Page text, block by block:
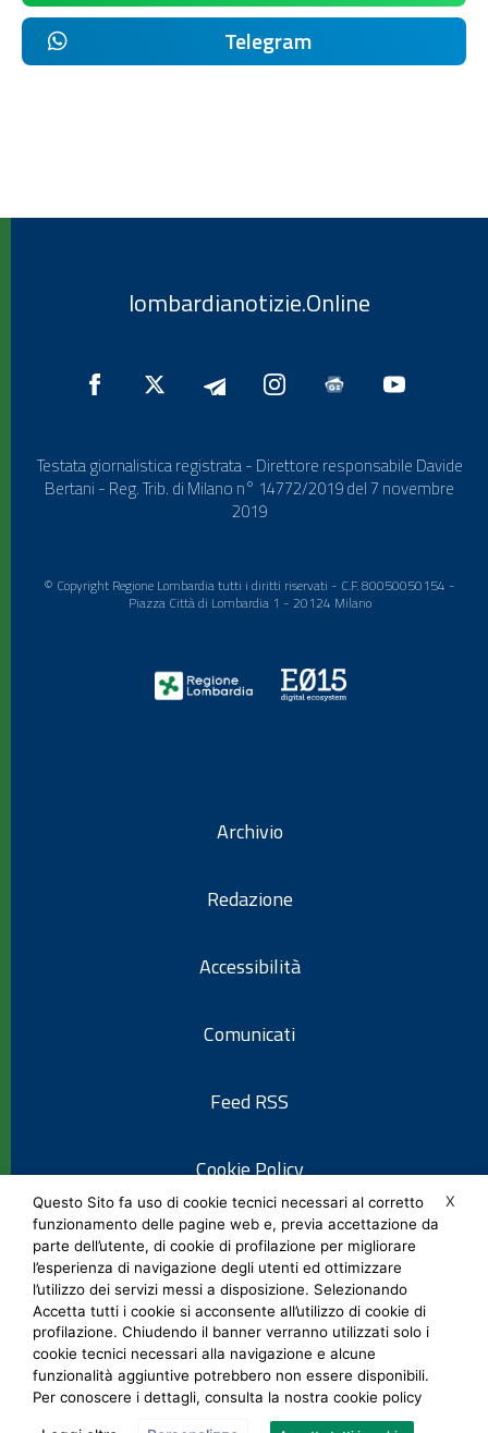
Telegram
lombardianotizie.Online
Testata giornalistica registrata - Direttore responsabile Davide
Bertani - Reg. Trib. di Milano n° 14772/2019 del 7 novembre
2019
© Copyright Regione Lombardia tutti i diritti riservati - C.F. 80050050154 -
Piazza Città di Lombardia 1 - 20124 Milano
Archivio
Redazione
Accessibilità
Comunicati
Feed RSS
Cookie Policy
Informativa privacy
Note legali
Social Media Policy
X
Questo Sito fa uso di cookie tecnici necessari al corretto
funzionamento delle pagine web e, previa accettazione da
parte dell’utente, di cookie di profilazione per migliorare
l’esperienza di navigazione degli utenti ed ottimizzare
l’utilizzo dei servizi messi a disposizione. Selezionando
Accetta tutti i cookie si acconsente all’utilizzo di cookie di
profilazione. Chiudendo il banner verranno utilizzati solo i
cookie tecnici necessari alla navigazione e alcune
funzionalità aggiuntive potrebbero non essere disponibili.
Per conoscere i dettagli, consulta la nostra cookie policy